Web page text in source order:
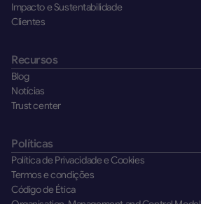
Impacto e Sustentabilidade
Clientes
Recursos
Blog
Notícias
Trust center
Políticas
Política de Privacidade e Cookies
Termos e condições
Código de Ética